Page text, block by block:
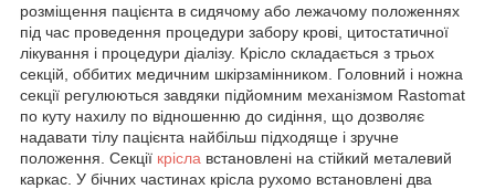
розміщення пацієнта в сидячому або лежачому положеннях
під час проведення процедури забору крові, цитостатичної
лікування і процедури діалізу. Крісло складається з трьох
секцій, оббитих медичним шкірзамінником. Головний і ножна
секції регулюються завдяки підйомним механізмом Rastomat
по куту нахилу по відношенню до сидіння, що дозволяє
надавати тілу пацієнта найбільш підходяще і зручне
положення. Секції крісла встановлені на стійкий металевий
каркас. У бічних частинах крісла рухомо встановлені два